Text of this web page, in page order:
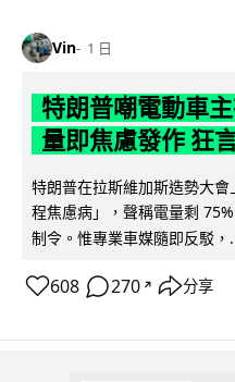
Vin 1 日
特朗普嘲電動車
量即焦慮發作 狂
特朗普在拉斯維加斯造勢大
程焦慮病」，聲稱電量剩
制令。惟專業車媒隨即反駁，
608 270 ↗ 分享